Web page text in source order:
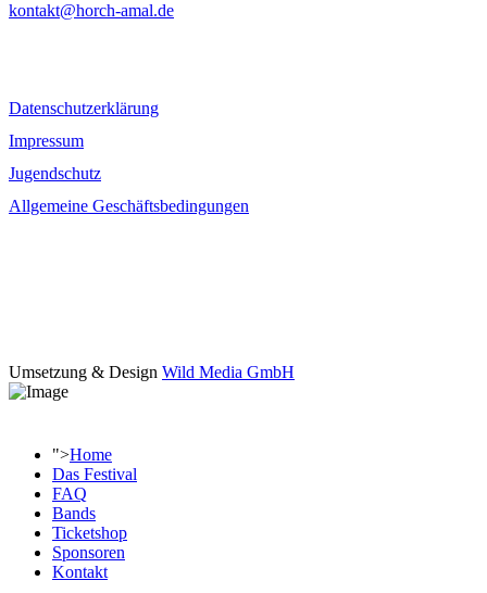
kontakt@horch-amal.de
Datenschutzerklärung
Impressum
Jugendschutz
Allgemeine Geschäftsbedingungen
Umsetzung & Design Wild Media GmbH
">Home
Das Festival
FAQ
Bands
Ticketshop
Sponsoren
Kontakt